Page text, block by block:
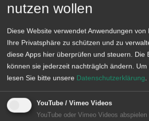
Kraftfutterwerk
Windkraft
Wasserkraftnutzung
nutzen wollen
Diese Website verwendet Anwendungen von
Ihre Privatsphäre zu schützen und zu
diese Apps hier überprüfen und steuern. Die
können sie jederzeit nachträglch ändern. Um
lesen Sie bitte unsere Datenschutzerklärung.
YouTube / Vimeo Videos
YouTube oder Vimeo Videos abspielen